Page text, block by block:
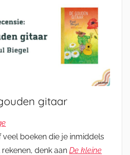
gitaar
veel boeken die je inmiddels
denk aan De kleine